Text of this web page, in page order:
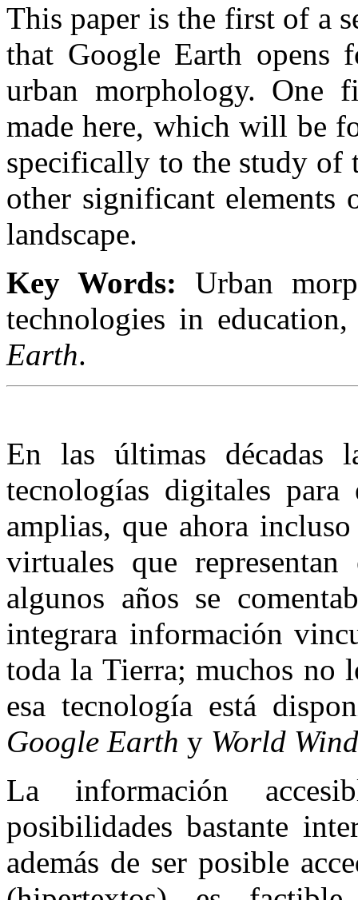
This paper is the first of a
that Google Earth opens
urban morphology. One
made here, which will be
specifically to the study of
other significant elements
landscape.
Key Words: Urban
technologies in
Earth.
En las últimas décadas
tecnologías digitales
amplias, que ahora
virtuales que
algunos años se
integrara información
toda la Tierra; muchos no
esa tecnología está
Google Earth y World Wind
La información
posibilidades bastante
además de ser posible